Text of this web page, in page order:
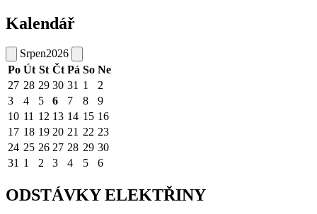
Kalendář
Srpen2026
Po Út St Čt Pá So Ne
27 28 29 30 31 1
2
3
4 5 6 7 8
9
10 11 12 13 14 15 16
17 18 19 20 21 22 23
24 25 26 27 28 29 30
31 1 2 3 4 5 6
ODSTÁVKY ELEKTŘINY